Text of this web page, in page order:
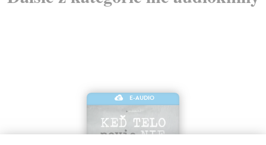
E-AUDIO